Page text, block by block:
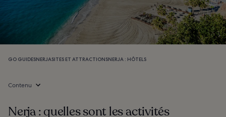
GO GUIDESNERJASITES ET ATTRACTIONSNERJA : HÔTELS
Contenu
Nerja : quelles sont les activités